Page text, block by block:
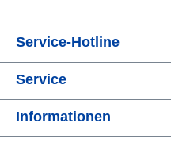
Service-Hotline
Service
Informationen